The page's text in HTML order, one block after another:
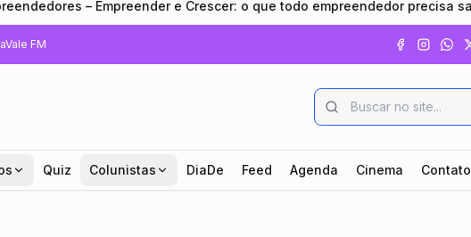
– Empreender e Crescer: o que todo empreendedor precisa saber
FM
Quiz Colunistas DiaDe Feed Agenda Cinema Contato